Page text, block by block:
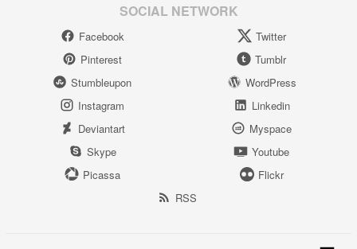
SOCIAL NETWORK
Facebook
Twitter
Pinterest
Tumblr
Stumbleupon
WordPress
Instagram
Linkedin
Deviantart
Myspace
Skype
Youtube
Picassa
Flickr
RSS